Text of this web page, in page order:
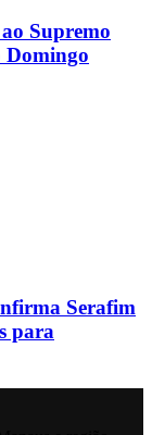
Supremo
Domingo
Serafim
para